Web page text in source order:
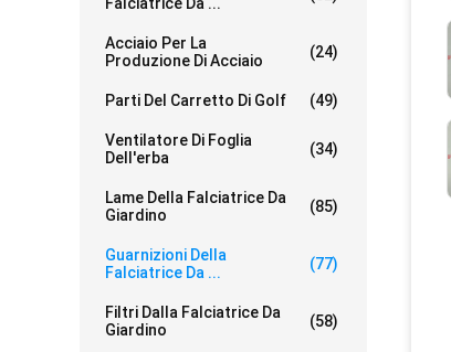
Acciaio Per La
Produzione Di Acciaio
(24)
Parti Del Carretto Di Golf (49)
Ventilatore Di Foglia
Dell'erba
(34)
Lame Della Falciatrice Da
Giardino
(85)
Guarnizioni Della
Falciatrice Da ...
(77)
Filtri Dalla Falciatrice Da
Giardino
(58)